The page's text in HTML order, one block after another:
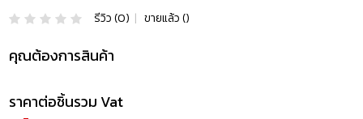
รีวิว (0) | ขายแล้ว ()
คุณต้องการสินค้า
ราคาต่อชิ้นรวม Vat